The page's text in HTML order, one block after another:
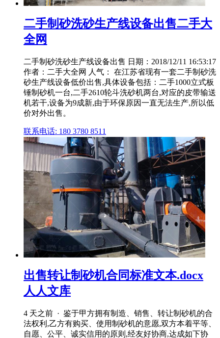
二手制砂洗砂生产线设备出售二手大
全网
二手制砂洗砂生产线设备出售 日期：2018/12/11 16:53:17
作者：二手大全网 人气： 在江苏省现有一套二手制砂洗
砂生产线设备低价出售,具体设备包括：二手1000立式板
锤制砂机一台,二手2610轮斗洗砂机两台,对应的皮带输送
机若干,设备为9成新,由于环保原因一直无法生产,所以低
价对外出售。
联系电话: 180 3780 8511
出售转让制砂机合同标准文本.docx
人人文库
4 天之前 · 鉴于甲方拥有制造、销售、转让制砂机的合
法权利,乙方有购买、使用制砂机的意愿,双方本着平等、
自愿、公平、诚实信用的原则,经友好协商,达成如下协